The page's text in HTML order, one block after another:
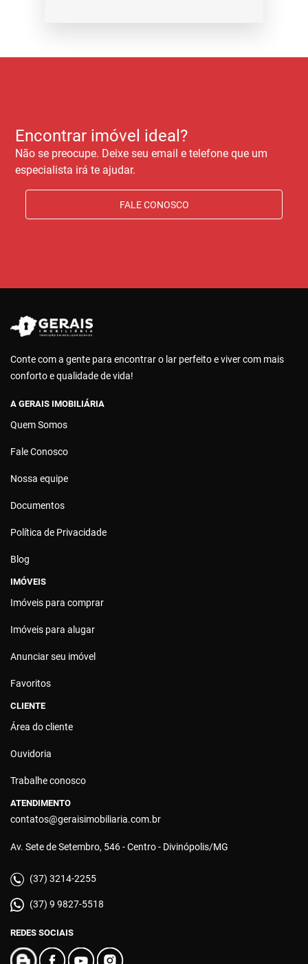
Encontrar imóvel ideal?
Não se preocupe. Deixe seu email e telefone que um
especialista irá te ajudar.
FALE CONOSCO
Conte com a gente para encontrar o lar perfeito e viver com mais
conforto e qualidade de vida!
A GERAIS IMOBILIÁRIA
Quem Somos
Fale Conosco
Nossa equipe
Documentos
Política de Privacidade
Blog
IMÓVEIS
Imóveis para comprar
Imóveis para alugar
Anunciar seu imóvel
Favoritos
CLIENTE
Área do cliente
Ouvidoria
Trabalhe conosco
ATENDIMENTO
contatos@geraisimobiliaria.com.br
Av. Sete de Setembro, 546 - Centro - Divinópolis/MG
(37) 3214-2255
(37) 9 9827-5518
REDES SOCIAIS